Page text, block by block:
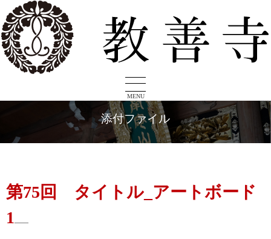
MENU
添付ファイル
第75回 タイトル_アートボード
1